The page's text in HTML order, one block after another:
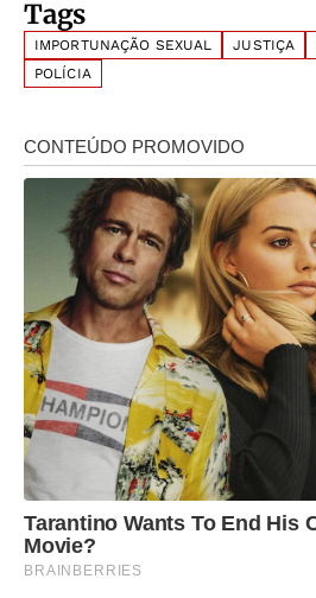
Tags
IMPORTUNAÇÃO SEXUAL JUSTIÇA
POLÍCIA